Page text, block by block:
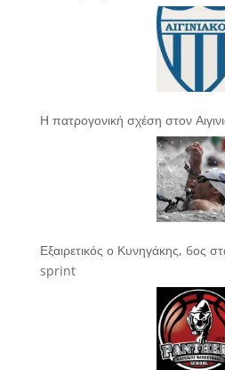
Η πατρογονική σχέση στον
Εξαιρετικός ο Κυνηγάκης, 6ος
sprint